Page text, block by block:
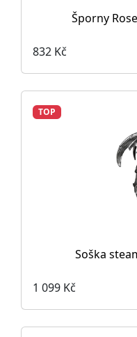
Šporny
832 Kč
TOP
Soška
1 099 Kč